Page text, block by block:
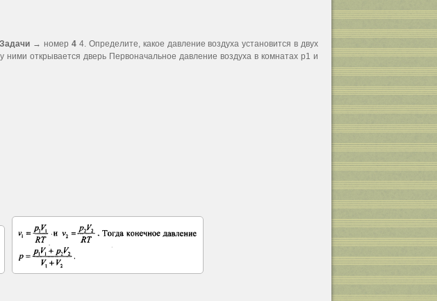
→ номер 4 4. Определите, какое давление воздуха установится в двух
открывается дверь Первоначальное давление воздуха в комнатах р1 и